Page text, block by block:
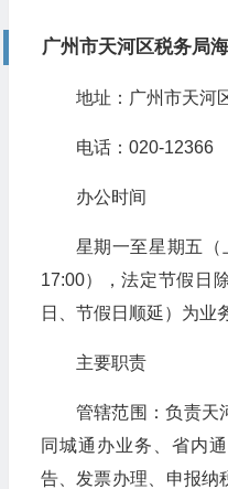
广州市天河区税务局
地址：广州市天河
电话：020-12366
办公时间
星期一至星期五（
17:00），法定节假日
日、节假日顺延）为业
主要职责
管辖范围：负责天
同城通办业务、省内
告、发票办理、申报纳